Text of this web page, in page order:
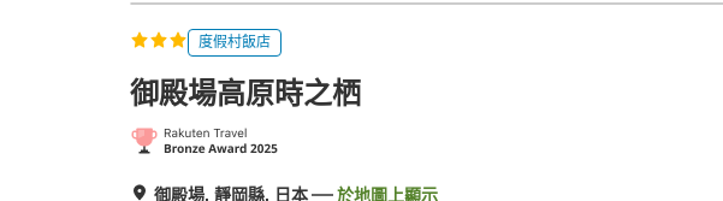
度假村飯店
御殿場高原時之栖
御殿場, 靜岡縣, 日本 於地圖上顯示